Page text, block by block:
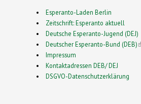
Esperanto-Laden Berlin
Zeitschrift: Esperanto aktuell
Deutsche Esperanto-Jugend (DEJ)
Deutscher Esperanto-Bund (DEB)
Impressum
Kontaktadressen DEB/ DEJ
DSGVO-Datenschutzerklärung